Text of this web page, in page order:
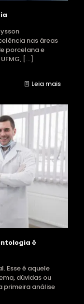
nas áreas
porcelana e
[…]
Leia mais
é
Esse é aquele
dúvidas ou
primeira análise